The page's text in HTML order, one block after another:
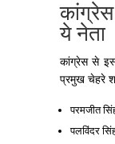
ये नेता
कांग्रेस से
प्रमुख चेहरे
परमजीत
पलविंदर